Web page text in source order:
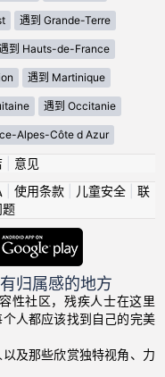
遇到 Grande-Terre
到 Hauts-de-France
遇到 Martinique
遇到 Occitanie
Alpes-Côte d Azur
| 意见
使用条款| 儿童安全| 联
题
归属感的地方
性社区，残疾人士在这里
人都应该找到自己的完美
及那些欣赏独特视角、力